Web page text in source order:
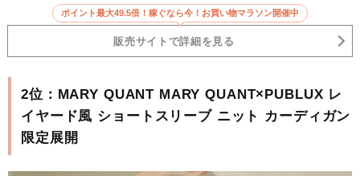
ポイント最大49.5倍！稼ぐなら今！お買い物マラソン開催中
販売サイトで詳細を見る
2位：MARY QUANT MARY QUANT×PUBLUX レ
イヤード風 ショートスリーブ ニット カーディガン
限定展開